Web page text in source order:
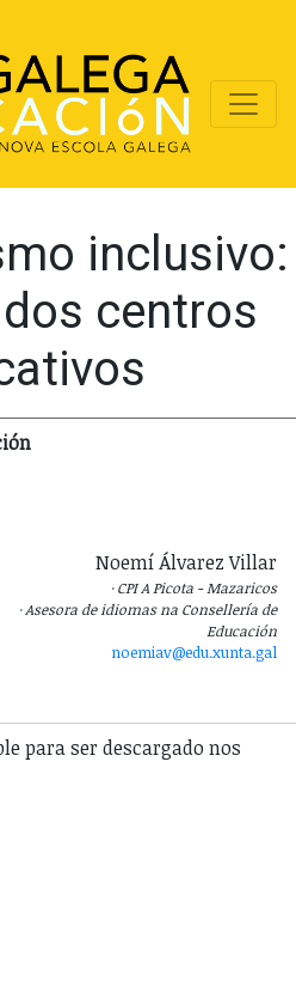
inclusivo:
centros
Noemí Álvarez Villar
CPI A Picota - Mazaricos
Asesora de idiomas na Consellería de
Educación
noemiav@edu.xunta.gal
para ser descargado nos